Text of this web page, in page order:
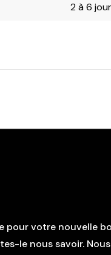
2 à 6
pour votre nouvelle
le nous savoir. Nous